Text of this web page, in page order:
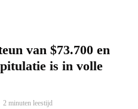
van $73.700 en
is in volle
2 minuten leestijd